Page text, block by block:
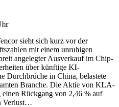
sieht sich kurz vor der
mit einem unruhigen
angelegter Ausverkauf im Chip-
über künftige KI-
Durchbrüche in China, belastete
Branche. Die Aktie von KLA-
einen Rückgang von 2,46 % auf
Verlust…